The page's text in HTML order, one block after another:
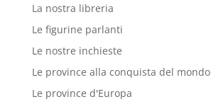
La nostra libreria
Le figurine parlanti
Le nostre inchieste
Le province alla conquista del mondo
Le province d'Europa